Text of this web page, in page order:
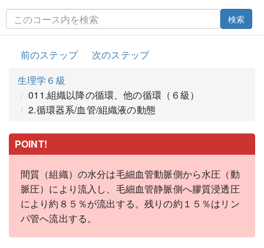
検索
前のステップ
次のステップ
生理学６級
011.組織以降の循環、他の循環（６級）
2.循環器系/血管/組織液の動態
POINT!
間質（組織）の水分は毛細血管動脈側から水圧（動
脈圧）により流入し、毛細血管静脈側へ膠質浸透圧
により約８５％が流出する。残りの約１５％はリン
パ管へ流出する。